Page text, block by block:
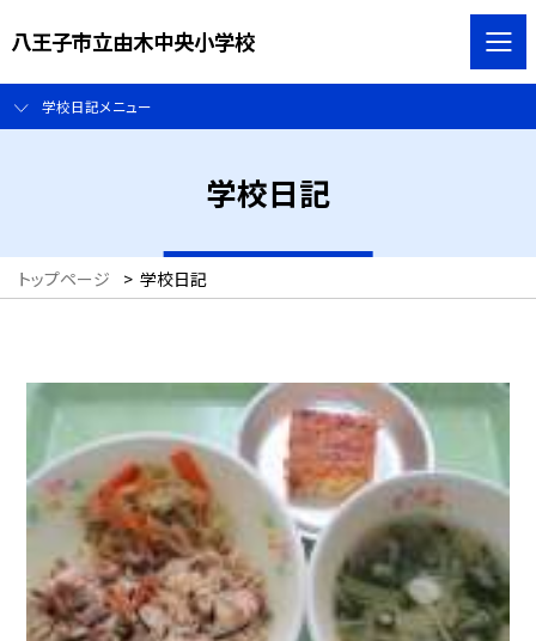
八王子市立由木中央小学校
学校日記メニュー
学校日記
トップページ > 学校日記